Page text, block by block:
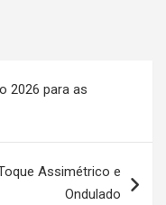
2026 para as
Assimétrico e
Ondulado